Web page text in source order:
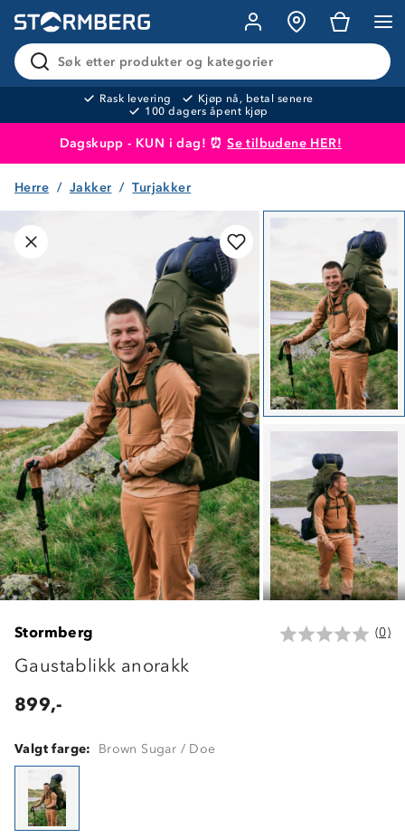
Søk etter produkter og kategorier
Rask levering
Kjøp nå, betal senere
100 dagers åpent kjøp
Dagskupp - KUN i dag! ⏰Se tilbudene HER!
Produktet er lagt i handlekurven
Herre Jakker Turjakker
Stormberg (0)
Gaustablikk anorakk
899,-
Valgt farge: Brown Sugar / Doe